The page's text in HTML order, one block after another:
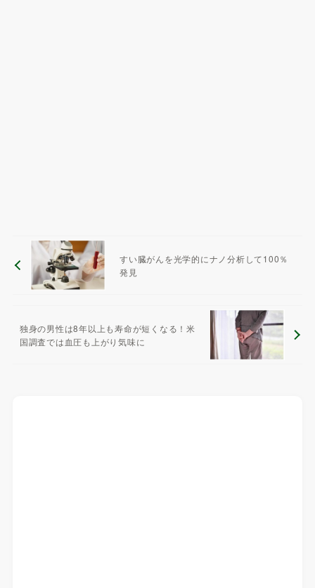
すい臓がんを光学的にナノ分析して100％
発見
独身の男性は8年以上も寿命が短くなる！米
国調査では血圧も上がり気味に